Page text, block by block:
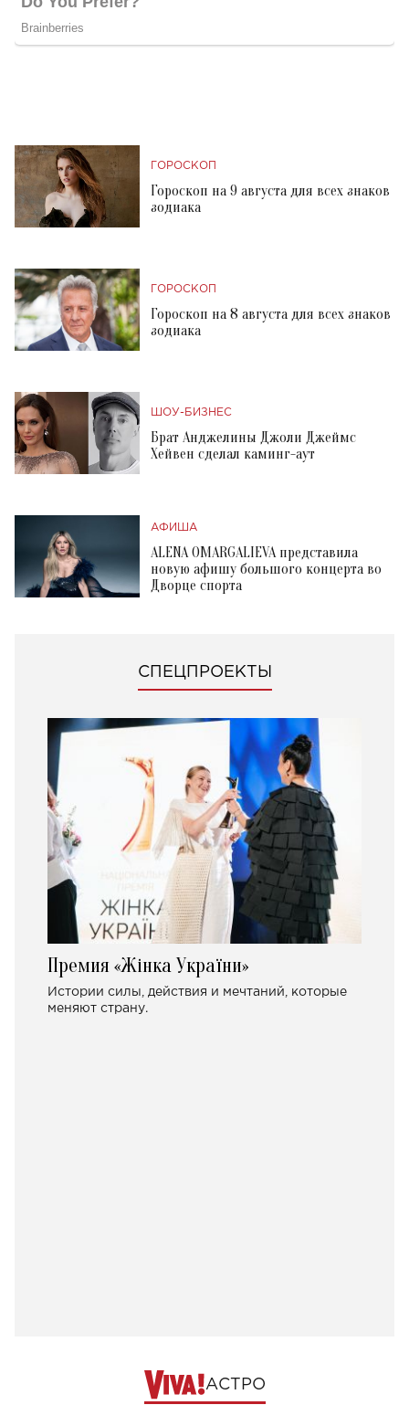
ГОРОСКОП
Гороскоп на 9 августа для всех знаков
зодиака
ГОРОСКОП
Гороскоп на 8 августа для всех знаков
зодиака
ШОУ-БИЗНЕС
Брат Анджелины Джоли Джеймс
Хейвен сделал каминг-аут
АФИША
ALENA OMARGALIEVA представила
новую афишу большого концерта во
Дворце спорта
СПЕЦПРОЕКТЫ
Премия «Жінка України»
Истории силы, действия и мечтаний, которые
меняют страну.
АСТРО